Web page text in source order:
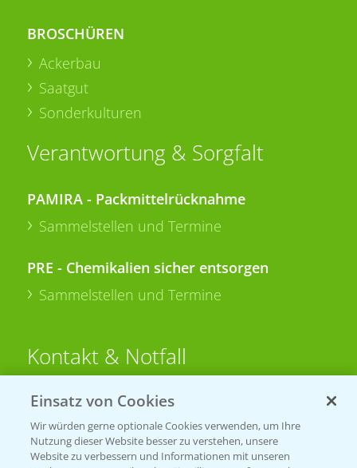
BROSCHÜREN
Ackerbau
Saatgut
Sonderkulturen
Verantwortung & Sorgfalt
PAMIRA - Packmittelrücknahme
Sammelstellen und Termine
PRE - Chemikalien sicher entsorgen
Sammelstellen und Termine
Kontakt & Notfall
Beratung auf WhatsApp
T.+49 (0)174 346 564 1
Einsatz von Cookies
Wir würden gerne optionale Cookies verwenden, um Ihre
Nutzung dieser Website besser zu verstehen, unsere
Website zu verbessern und Informationen mit unseren